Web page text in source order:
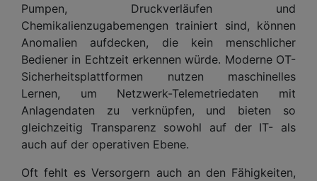
Pumpen, Druckverläufen und
Chemikalienzugabemengen trainiert sind, können
Anomalien aufdecken, die kein menschlicher
Bediener in Echtzeit erkennen würde. Moderne OT-
Sicherheitsplattformen nutzen maschinelles
Lernen, um Netzwerk-Telemetriedaten mit
Anlagendaten zu verknüpfen, und bieten so
gleichzeitig Transparenz sowohl auf der IT- als
auch auf der operativen Ebene.
Oft fehlt es Versorgern auch an den Fähigkeiten,